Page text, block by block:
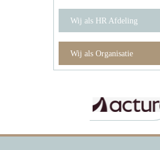
Wij als HR Afdeling
Wij als Organisatie